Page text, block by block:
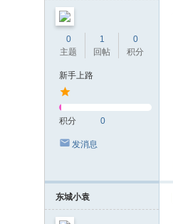
0
主题
1
回帖
0
积分
新手上路
积分 0
发消息
东城小袁